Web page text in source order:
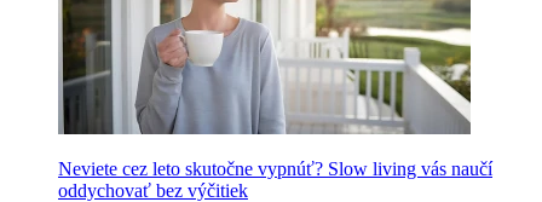
Neviete cez leto skutočne vypnúť? Slow living vás naučí
oddychovať bez výčitiek